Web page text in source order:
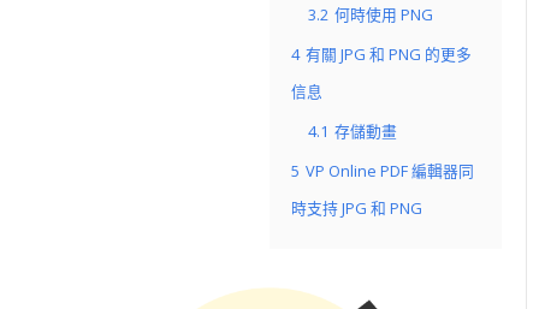
3.2 何時使用 PNG
4 有關 JPG 和 PNG 的更多
信息
4.1 存儲動畫
5 VP Online PDF 編輯器同
時支持 JPG 和 PNG